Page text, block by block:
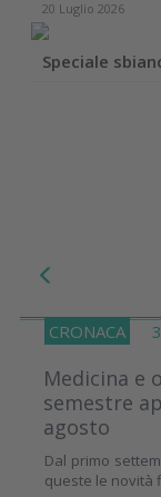
20 Luglio 2026
Speciale
CRONACA
Medicina e
semestre
agosto
Dal primo
queste le novità